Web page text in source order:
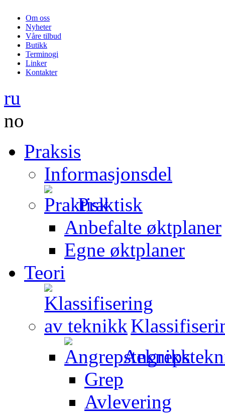
Om oss
Nyheter
Våre tilbud
Butikk
Terminogi
Linker
Kontakter
ru
no
Praksis
Informasjonsdel
Praktisk
Anbefalte øktplaner
Egne øktplaner
Teori
Grep
Avlevering